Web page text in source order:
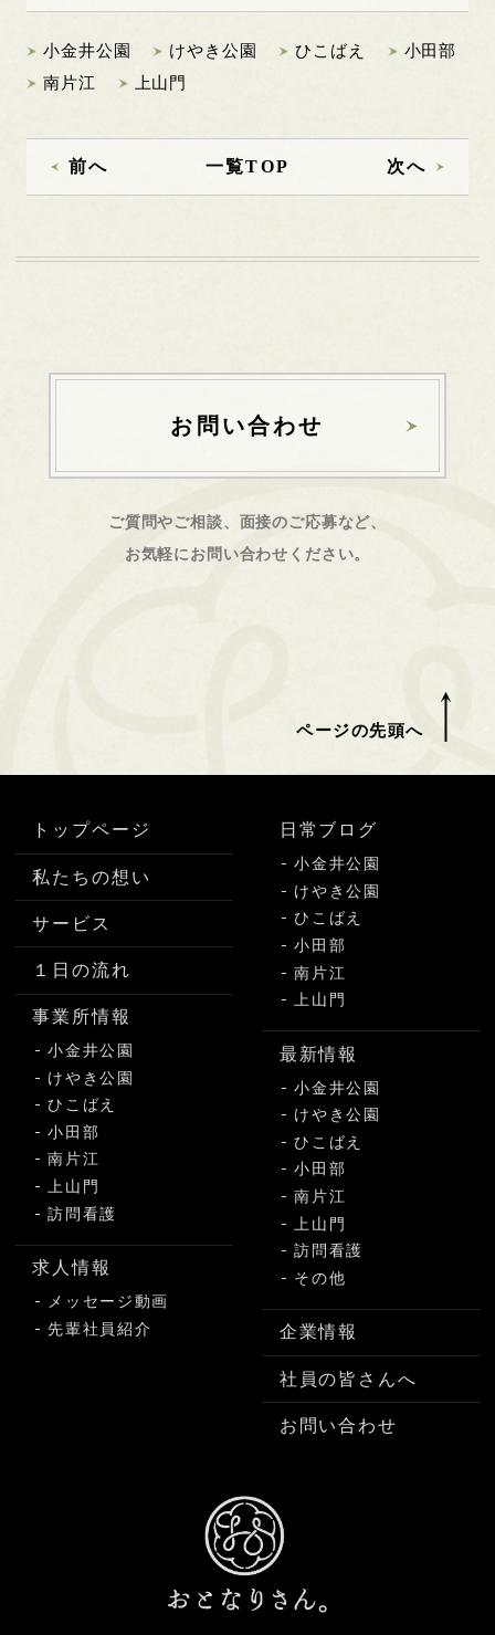
小金井公園 けやき公園 ひこばえ
小田部
南片江
上山門
前へ 一覧TOP 次へ
お問い合わせ
ご質問やご相談、面接のご応募など、
お気軽にお問い合わせください。
ページの先頭へ
トップページ
私たちの想い
サービス
１日の流れ
事業所情報
小金井公園
けやき公園
ひこばえ
小田部
南片江
上山門
訪問看護
求人情報
メッセージ動画
先輩社員紹介
日常ブログ
小金井公園
けやき公園
ひこばえ
小田部
南片江
上山門
最新情報
小金井公園
けやき公園
ひこばえ
小田部
南片江
上山門
訪問看護
その他
企業情報
社員の皆さんへ
お問い合わせ